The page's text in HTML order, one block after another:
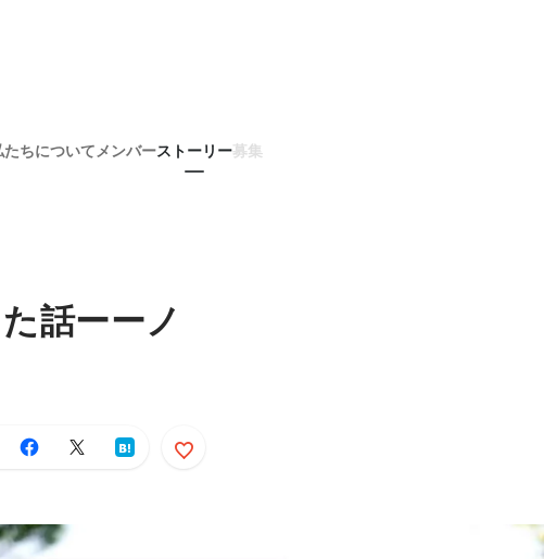
たちについて メンバーストーリー募集
話ーーノ